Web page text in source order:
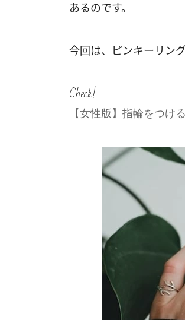
あるのです。
今回は、ピンキーリン
Check!
【女性版】指輪をつけ